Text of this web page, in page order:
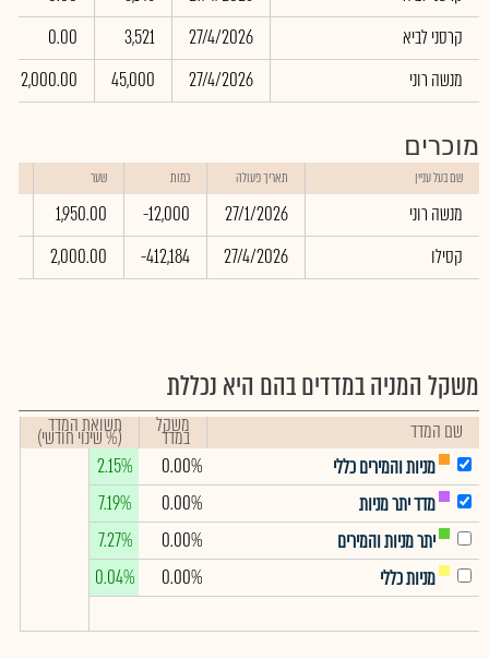
קרסני לביא
27/4/2026
3,521
0.00
מנשה רוני
27/4/2026
45,000
2,000.00
מוכרים
שם בעל עניין תאריך פעולה כמות שער
מנשה רוני 27/1/2026
-12,000
1,950.00
קסילו
27/4/2026
-412,184
2,000.00
משקל המניה במדדים בהם היא נכללת
שם המדד משקל
במדד תשואת המדד
(% שינוי חודשי)
מניות והמירים כללי
0.00%
2.15%
מדד יתר מניות
0.00%
7.19%
יתר מניות והמירים
0.00%
7.27%
מניות כללי
0.00%
0.04%